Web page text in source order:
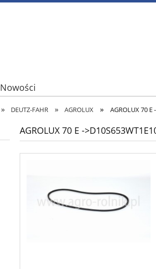
Nowości
» DEUTZ-FAHR » AGROLUX » AGROLUX 70 E
AGROLUX 70 E -